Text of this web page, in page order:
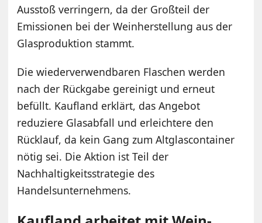
Ausstoß verringern, da der Großteil der
Emissionen bei der Weinherstellung aus der
Glasproduktion stammt.
Die wiederverwendbaren Flaschen werden
nach der Rückgabe gereinigt und erneut
befüllt. Kaufland erklärt, das Angebot
reduziere Glasabfall und erleichtere den
Rücklauf, da kein Gang zum Altglascontainer
nötig sei. Die Aktion ist Teil der
Nachhaltigkeitsstrategie des
Handelsunternehmens.